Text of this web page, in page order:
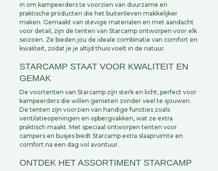
in om kampeerders te voorzien van duurzame en
praktische producten die het buitenleven makkelijker
maken. Gemaakt van stevige materialen en met aandacht
voor detail, zijn de tenten van Starcamp ontworpen voor elk
seizoen. Ze bieden jou de ideale combinatie van comfort en
kwaliteit, zodat je je altijd thuis voelt in de natuur.
STARCAMP STAAT VOOR KWALITEIT EN
GEMAK
De voortenten van Starcamp zijn sterk en licht, perfect voor
kampeerders die willen genieten zonder veel te sjouwen.
De tenten zijn voorzien van handige functies zoals
ventilatieopeningen en opbergvakken, wat ze extra
praktisch maakt. Met speciaal ontworpen tenten voor
campers en busjes biedt Starcamp extra slaapruimte en
comfort na een dag vol avontuur.
ONTDEK HET ASSORTIMENT STARCAMP